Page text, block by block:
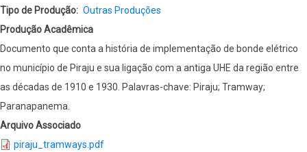
Tipo de Produção
Outras Produções
Produção Acadêmica
Documento que conta a história de implementação de bonde elétrico
no município de Piraju e sua ligação com a antiga UHE da região entre
as décadas de 1910 e 1930. Palavras-chave: Piraju; Tramway;
Paranapanema.
Arquivo Associado
piraju_tramways.pdf